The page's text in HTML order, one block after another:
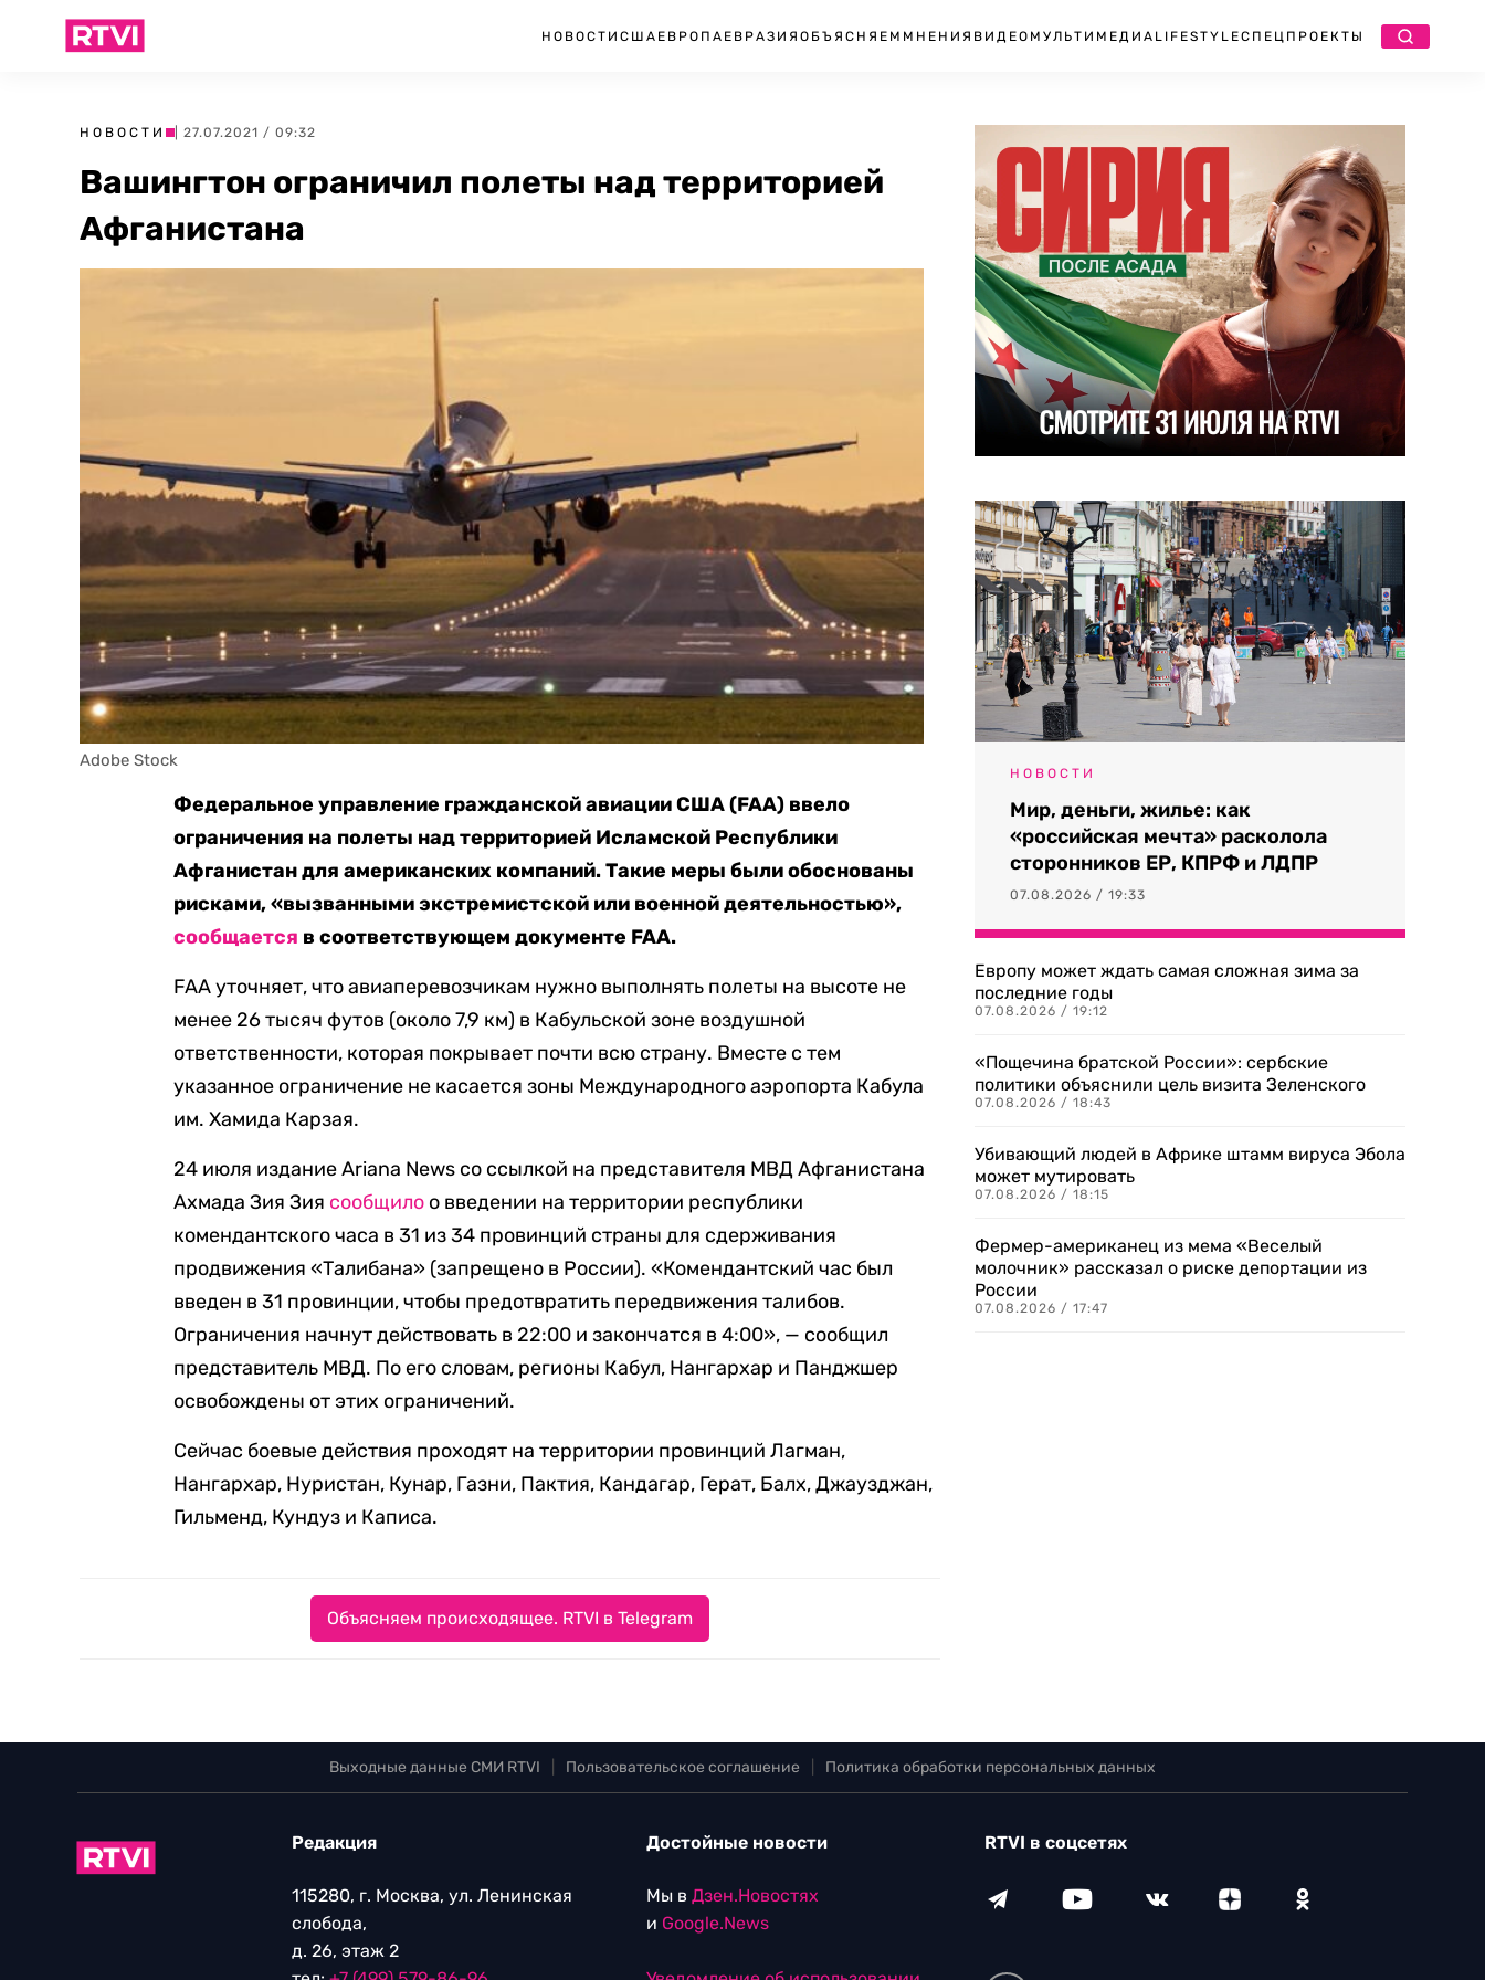
НОВОСТИ США ЕВРОПА ЕВРАЗИЯ ОБЪЯСНЯЕМ МНЕНИЯ ВИДЕО МУЛЬТИМЕДИА LIFESTYLEСПЕЦПРОЕКТЫ
НОВОСТИ | 27.07.2021 / 09:32
Вашингтон ограничил полеты над территорией
Афганистана
Adobe Stock
Федеральное управление гражданской авиации США (FAA) ввело
ограничения на полеты над территорией Исламской Республики
Афганистан для американских компаний. Такие меры были обоснованы
рисками, «вызванными экстремистской или военной деятельностью»,
сообщается в соответствующем документе FAA.
FAA уточняет, что авиаперевозчикам нужно выполнять полеты на высоте не
менее 26 тысяч футов (около 7,9 км) в Кабульской зоне воздушной
ответственности, которая покрывает почти всю страну. Вместе с тем
указанное ограничение не касается зоны Международного аэропорта Кабула
им. Хамида Карзая.
24 июля издание Ariana News со ссылкой на представителя МВД Афганистана
Ахмада Зия Зия сообщило о введении на территории республики
комендантского часа в 31 из 34 провинций страны для сдерживания
продвижения «Талибана» (запрещено в России). «Комендантский час был
введен в 31 провинции, чтобы предотвратить передвижения талибов.
Ограничения начнут действовать в 22:00 и закончатся в 4:00», — сообщил
представитель МВД. По его словам, регионы Кабул, Нангархар и Панджшер
освобождены от этих ограничений.
Сейчас боевые действия проходят на территории провинций Лагман,
Нангархар, Нуристан, Кунар, Газни, Пактия, Кандагар, Герат, Балх, Джаузджан,
Гильменд, Кундуз и Каписа.
Объясняем происходящее. RTVI в Telegram
НОВОСТИ
Мир, деньги, жилье: как
«российская мечта» расколола
сторонников ЕР, КПРФ и ЛДПР
07.08.2026 / 19:33
Европу может ждать самая сложная зима за
последние годы
07.08.2026 / 19:12
«Пощечина братской России»: сербские
политики объяснили цель визита Зеленского
07.08.2026 / 18:43
Убивающий людей в Африке штамм вируса Эбола
может мутировать
07.08.2026 / 18:15
Фермер-американец из мема «Веселый
молочник» рассказал о риске депортации из
России
07.08.2026 / 17:47
Выходные данные СМИ RTVI Пользовательское соглашение Политика обработки персональных данных
Редакция
115280, г. Москва, ул. Ленинская
слобода,
д. 26, этаж 2
Достойные новости
Мы в Дзен.Новостях
и Google.News
RTVI в соцсетях